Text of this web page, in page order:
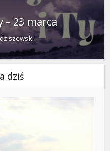
– 23 marca
dziś